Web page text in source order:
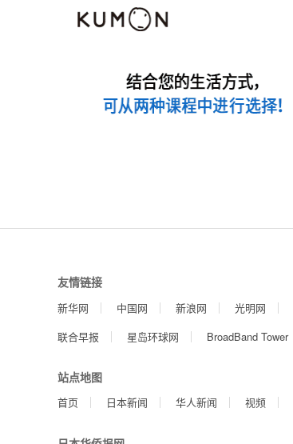
友情链接
新华网 中国网 新浪网 光明网
联合早报
星岛环球网 BroadBand Tower
站点地图
首页 日本新闻 华人新闻 视频